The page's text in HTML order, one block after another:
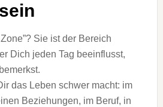
Sie ist der Bereich
Dich jeden Tag beeinflusst,
das Leben schwer macht: im
Beziehungen, im Beruf, in